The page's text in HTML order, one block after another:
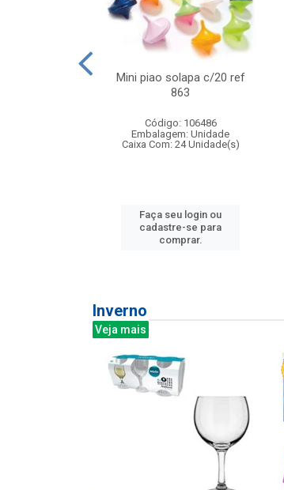
Mini piao solapa c/20 ref
863
Código: 106486
Embalagem: Unidade
Caixa Com: 24 Unidade(s)
Faça seu login ou
cadastre-se para
comprar.
Inverno
Veja mais